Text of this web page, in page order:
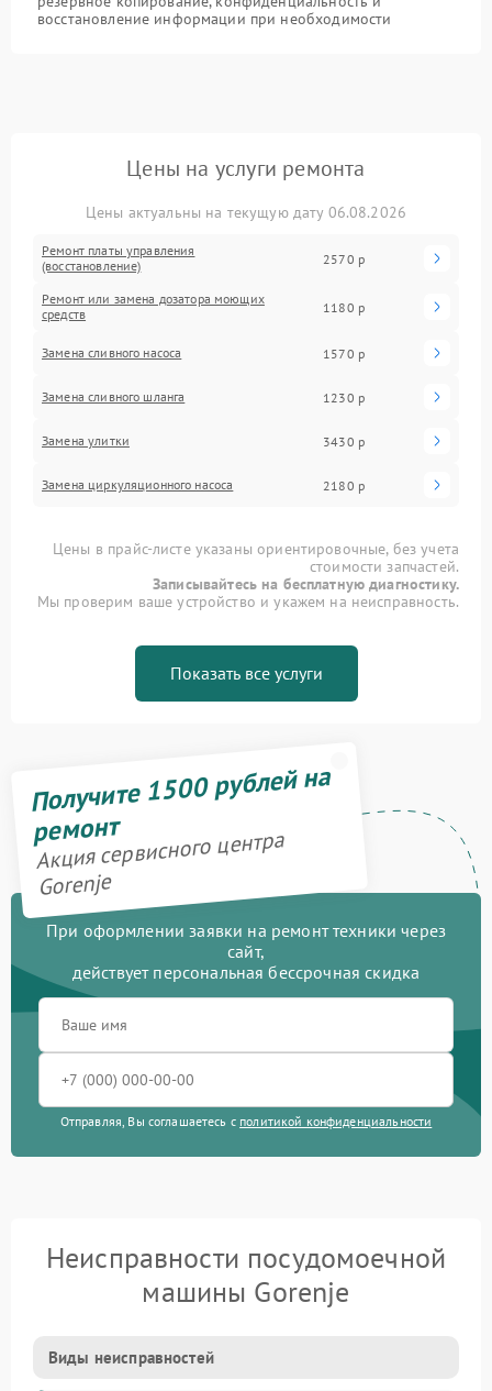
восстановление информации при необходимости
Цены на услуги ремонта
Цены актуальны на текущую дату 06.08.2026
Ремонт платы управления
(восстановление)
2570 р
Ремонт или замена дозатора моющих
средств
1180 р
Замена сливного насоса 1570 р
Замена сливного шланга 1230 р
Замена улитки 3430 р
Замена циркуляционного насоса 2180 р
Цены в прайс-листе указаны ориентировочные, без учета
стоимости запчастей.
Записывайтесь на бесплатную диагностику.
Мы проверим ваше устройство и укажем на неисправность.
Показать все услуги
Получите 1500 рублей на
ремонт
Акция сервисного центра
Gorenje
При оформлении заявки на ремонт техники через
сайт,
действует персональная бессрочная скидка
Отправляя, Вы соглашаетесь с политикой конфиденциальности
Неисправности посудомоечной
машины Gorenje
Виды неисправностей